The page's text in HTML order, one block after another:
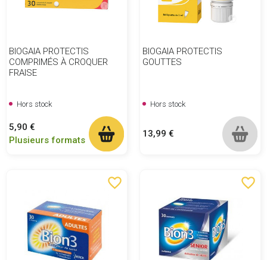
BIOGAIA PROTECTIS
COMPRIMÉS À CROQUER
FRAISE
Hors stock
Prix
5,90 €
Plusieurs formats
BIOGAIA PROTECTIS
GOUTTES
Hors stock
Prix
13,99 €
favorite_border favorite_border